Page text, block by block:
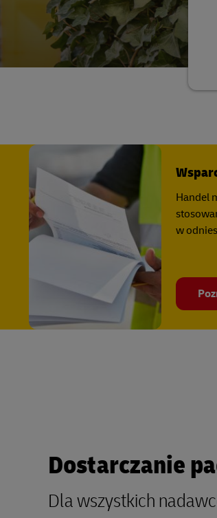
MySupplyChain
Informacje o portalach
MyGTS
DHL SameDay
Handel
w
Dostarczanie
Dla wszystkich